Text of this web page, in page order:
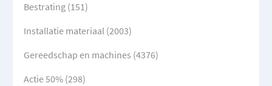
Bestrating (151)
Installatie materiaal (2003)
Gereedschap en machines (4376)
Actie 50% (298)